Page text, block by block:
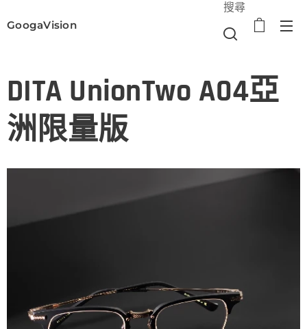
GoogaVision
搜尋
DITA UnionTwo A04亞
洲限量版